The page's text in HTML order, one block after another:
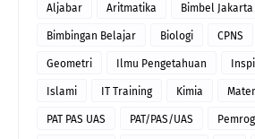
Aljabar Aritmatika Bimbel
Bimbingan Belajar Biologi CPNS
Geometri Ilmu Pengetahuan
Islami IT Training Kimia
PAT PAS UAS PAT/PAS/UAS